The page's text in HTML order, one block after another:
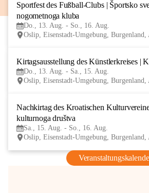
Sportfest des Fußball-Clubs | Športsko
nogometnoga kluba
Do., 13. Aug. - So., 16. Aug.
Oslip, Eisenstadt-Umgebung,
Kirtagsausstellung des Künstlerkreises |
Do., 13. Aug. - Sa., 15. Aug.
Oslip, Eisenstadt-Umgebung,
Nachkirtag des Kroatischen
kulturnoga društva
Sa., 15. Aug. - So., 16. Aug.
Oslip, Eisenstadt-Umgebung,